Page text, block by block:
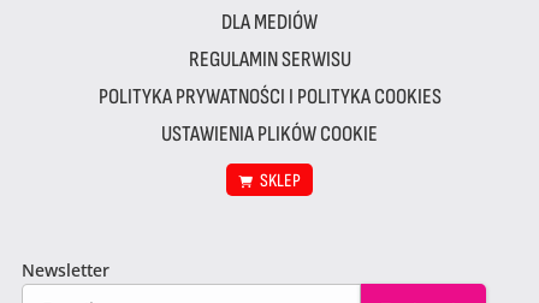
DLA MEDIÓW
REGULAMIN SERWISU
POLITYKA PRYWATNOŚCI I POLITYKA COOKIES
USTAWIENIA PLIKÓW COOKIE
SKLEP
Newsletter